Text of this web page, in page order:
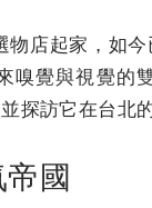
店起家，如
覺與視覺的
探訪它在台北
國